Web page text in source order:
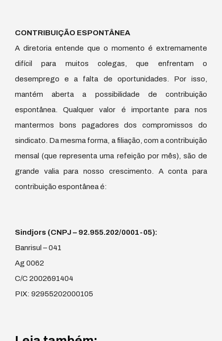
CONTRIBUIÇÃO ESPONTÂNEA
A diretoria entende que o momento é extremamente
difícil para muitos colegas, que enfrentam o
desemprego e a falta de oportunidades. Por isso,
mantém aberta a possibilidade de contribuição
espontânea. Qualquer valor é importante para nos
mantermos bons pagadores dos compromissos do
sindicato. Da mesma forma, a filiação, com a contribuição
mensal (que representa uma refeição por mês), são de
grande valia para nosso crescimento. A conta para
contribuição espontânea é:
Sindjors (CNPJ – 92.955.202/0001-05):
Banrisul – 041
Ag 0062
C/C 2002691404
PIX: 92955202000105